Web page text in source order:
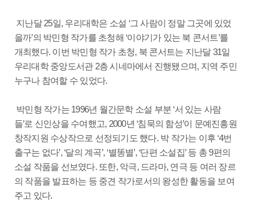
지난달 25일, 우리대학은 소설 ‘그 사람이 정말 그곳에 있었
을까’의 박민형 작가를 초청해 ‘이야기가 있는 북 콘서트’를
개최했다. 이번 박민형 작가 초청, 북 콘서트는 지난달 31일
우리대학 중앙도서관 2층 시네마에서 진행됐으며, 지역 주민
누구나 참여할 수 있었다.
박민형 작가는 1996년 월간문학 소설 부분 ‘서 있는 사람
들’로 신인상을 수여했고, 2000년 ‘침묵의 함성’이 문예진흥원
창작지원 수상작으로 선정되기도 했다. 박 작가는 이후 ‘4번
출구는 없다’, ‘달의 계곡’, ‘별똥별’, ‘단편 소설집’ 등 총 9편의
소설 작품을 선보였다. 또한, 악극, 드라마, 연극 등 여러 장르
의 작품을 발표하는 등 중견 작가로서의 왕성한 활동을 보여
주고 있다.